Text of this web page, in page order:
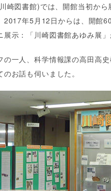
崎図書館)では、開館当初か
2017年5月12日からは、開館
示：「川崎図書館あゆみ展」
一人、科学情報課の高田高
お話も伺いました。